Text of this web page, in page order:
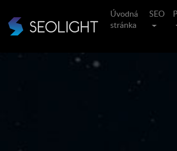
Úvodná
stránka
SEO